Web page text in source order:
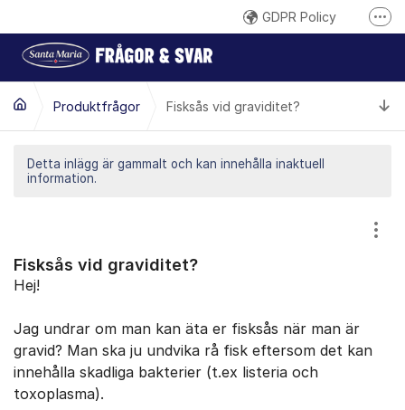
GDPR Policy
Här reklamerar du en produkt
Inspireras på santamaria.se
Gilla oss på Facebook
Produktfrågor Fisksås vid graviditet?
Detta inlägg är gammalt och kan innehålla inaktuell
information.
Fisksås vid graviditet?
Hej!
Jag undrar om man kan äta er fisksås när man är
gravid? Man ska ju undvika rå fisk eftersom det kan
innehålla skadliga bakterier (t.ex listeria och
toxoplasma).